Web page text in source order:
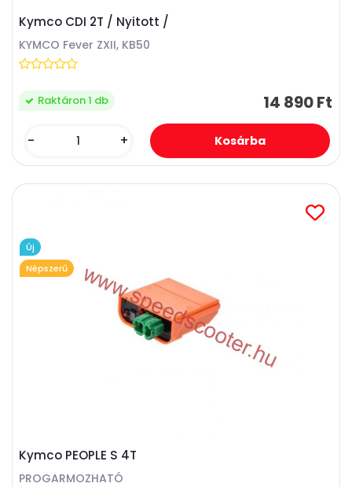
Kymco CDI 2T / Nyitott /
KYMCO Fever ZXII, KB50
14 890 Ft
Raktáron 1 db
- +
Kymco PEOPLE S 4T
PROGARMOZHATÓ
Új
Népszerű